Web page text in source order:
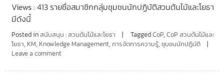
Views : 413 รายชื่อสมาชิกกลุ่มชุมชนนักปฏิบัติสวนต้นไม้และโยธา
มีดังนี้
Posted inสนับสนุน : สวนต้นไม้และโยธา TaggedCoP, CoP สวนต้นไม้และ
โยธา, KM, Knowledge Management, การจัดการความรู้, ชุมชนนักปฏิบัติ
Leave a comment